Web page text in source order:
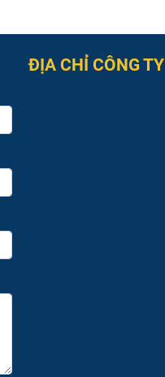
ĐỊA CHỈ CÔNG TY